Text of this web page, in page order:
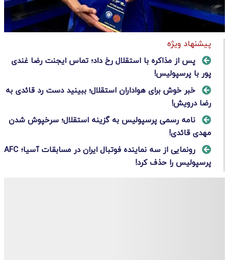
پیشنهاد ویژه
پس از مذاکره با استقلال رخ داد؛ تماس ایجنت رضا غندی
پور با پرسپولیس!
خبر خوش برای هواداران استقلال؛ ببینید دست رد قائدی به
رضا درویش!
نامه رسمی پرسپولیس به گزینه استقلال؛ سرخپوش شدن
مهدی قائدی!
رونمایی از سه نماینده فوتبال ایران در مسابقات آسیا؛ AFC
پرسپولیس را حذف کرد!